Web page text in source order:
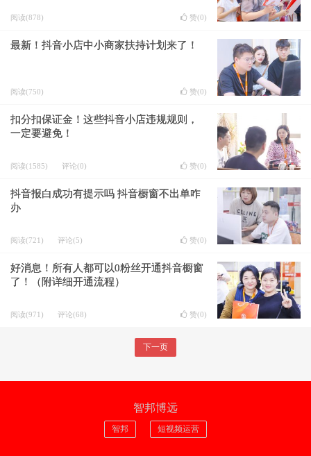
阅读(878) 赞(0)
最新！抖音小店中小商家扶持计划来了！
阅读(750) 赞(0)
扣分扣保证金！这些抖音小店违规规则，
一定要避免！
阅读(1585) 评论(0) 赞(0)
抖音报白成功有提示吗 抖音橱窗不出单咋
办
阅读(721) 评论(5) 赞(0)
好消息！所有人都可以0粉丝开通抖音橱窗
了！（附详细开通流程）
阅读(971) 评论(68) 赞(0)
下一页
智邦博远
智邦 短视频运营